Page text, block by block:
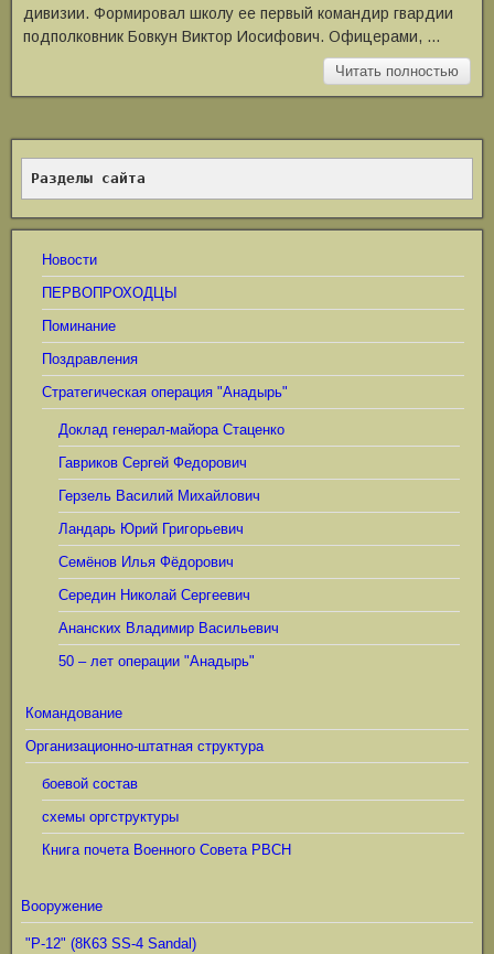
дивизии. Формировал школу ее первый командир гвардии
подполковник Бовкун Виктор Иосифович. Офицерами, …
Читать полностью
Разделы сайта
Новости
ПЕРВОПРОХОДЦЫ
Поминание
Поздравления
Стратегическая операция "Анадырь"
Доклад генерал-майора Стаценко
Гавриков Сергей Федорович
Герзель Василий Михайлович
Ландарь Юрий Григорьевич
Семёнов Илья Фёдорович
Середин Николай Сергеевич
Ананских Владимир Васильевич
50 – лет операции "Анадырь"
Командование
Организационно-штатная структура
боевой состав
схемы оргструктуры
Книга почета Военного Совета РВСН
Вооружение
"Р-12" (8К63 SS-4 Sandal)